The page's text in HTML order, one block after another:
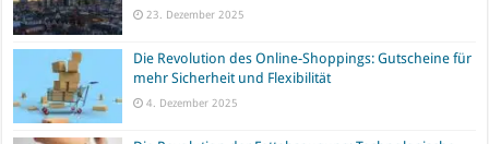
23. Dezember 2025
Die Revolution des Online-Shoppings: Gutscheine für
mehr Sicherheit und Flexibilität
4. Dezember 2025